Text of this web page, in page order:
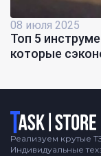
08 июля 2025
Топ 5
которые
Логотип
Реализуем крутые
Индивидуальные